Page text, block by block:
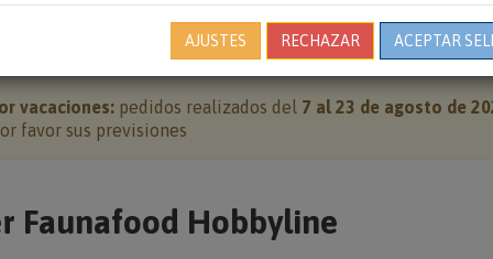
KASPER FAUNAFOOD HOBBYLINE
vacaciones:pedidos realizados del 7 al 23 de agosto de
favor sus previsiones
Faunafood Hobbyline
AJUSTES RECHAZAR ACEPTAR